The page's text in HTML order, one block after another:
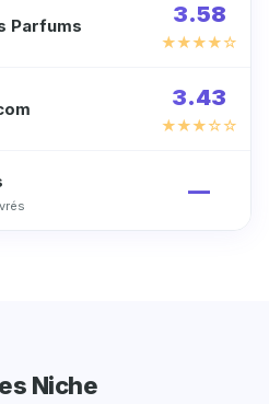
Parfums 3.58
★★★★☆
3.43
★★★☆☆
—
Niche